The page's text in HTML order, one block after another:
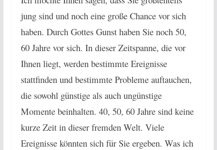
jung sind und noch eine große Chance vor sich
haben. Durch Gottes Gunst haben Sie noch 50,
60 Jahre vor sich. In dieser Zeitspanne, die vor
Ihnen liegt, werden bestimmte Ereignisse
stattfinden und bestimmte Probleme auftauchen,
die sowohl günstige als auch ungünstige
Momente beinhalten. 40, 50, 60 Jahre sind keine
kurze Zeit in dieser fremden Welt. Viele
Ereignisse könnten sich für Sie ergeben. Was ich